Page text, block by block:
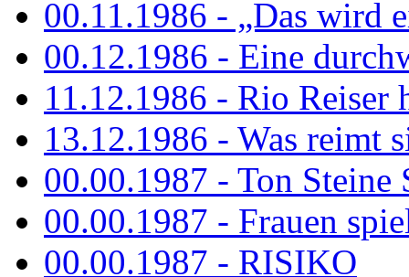
00.11.1986 - „Das wird
00.12.1986 - Eine
11.12.1986 - Rio Reiser
13.12.1986 - Was reimt
00.00.1987 - Ton Steine
00.00.1987 - Frauen
00.00.1987 - RISIKO